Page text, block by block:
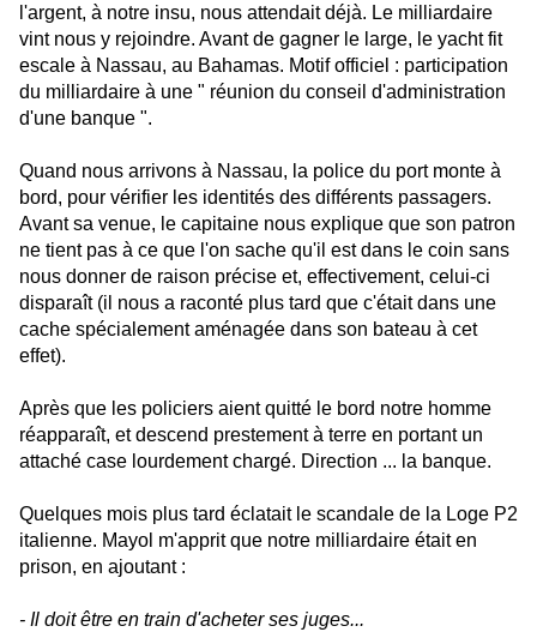
l'argent, à notre insu, nous attendait déjà. Le milliardaire
vint nous y rejoindre. Avant de gagner le large, le yacht fit
escale à Nassau, au Bahamas. Motif officiel : participation
du milliardaire à une " réunion du conseil d'administration
d'une banque ".
Quand nous arrivons à Nassau, la police du port monte à
bord, pour vérifier les identités des différents passagers.
Avant sa venue, le capitaine nous explique que son patron
ne tient pas à ce que l'on sache qu'il est dans le coin sans
nous donner de raison précise et, effectivement, celui-ci
disparaît (il nous a raconté plus tard que c'était dans une
cache spécialement aménagée dans son bateau à cet
effet).
Après que les policiers aient quitté le bord notre homme
réapparaît, et descend prestement à terre en portant un
attaché case lourdement chargé. Direction ... la banque.
Quelques mois plus tard éclatait le scandale de la Loge P2
italienne. Mayol m'apprit que notre milliardaire était en
prison, en ajoutant :
- Il doit être en train d'acheter ses juges...